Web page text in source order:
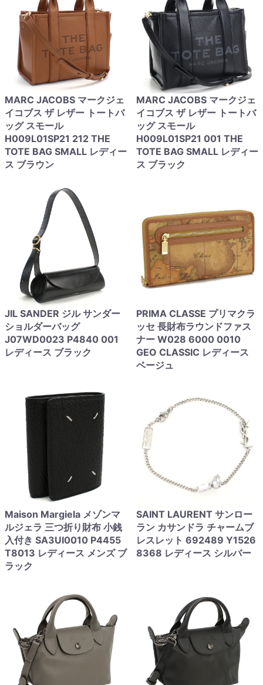
MARC JACOBS マークジェ
イコブス ザ レザー トートバ
ッグ スモール
H009L01SP21 212 THE
TOTE BAG SMALL レディー
ス ブラウン
MARC JACOBS マークジェ
イコブス ザ レザー トートバ
ッグ スモール
H009L01SP21 001 THE
TOTE BAG SMALL レディー
ス ブラック
JIL SANDER ジル サンダー
ショルダーバッグ
J07WD0023 P4840 001
レディース ブラック
PRIMA CLASSE プリマクラ
ッセ 長財布ラウンドファス
ナー W028 6000 0010
GEO CLASSIC レディース
ベージュ
Maison Margiela メゾンマ
ルジェラ 三つ折り財布 小銭
入付き SA3UI0010 P4455
T8013 レディース メンズ ブ
ラック
SAINT LAURENT サンロー
ラン カサンドラ チャームブ
レスレット 692489 Y1526
8368 レディース シルバー